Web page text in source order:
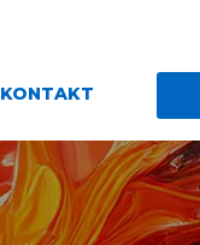
KONTAKT